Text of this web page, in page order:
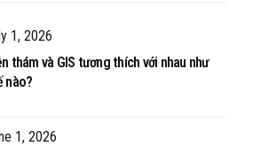
1, 2026
thám và GIS tương thích với nhau như
nào?
1, 2026